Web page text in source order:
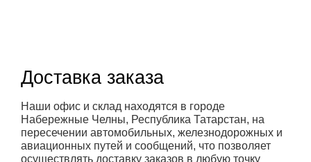
Доставка заказа
Наши офис и склад находятся в городе
Набережные Челны, Республика Татарстан, на
пересечении автомобильных, железнодорожных и
авиационных путей и сообщений, что позволяет
осуществлять доставку заказов в любую точку